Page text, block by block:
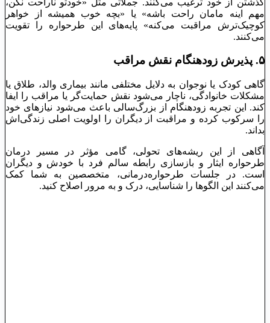
گذشتن از خود ترغیب می‌کنند. جملاتی مثل «خودتو ناراحت نکن،
مهم اینه مامان راحت باشه» یا «بچه خوب همیشه از خواهر
کوچیک‌ترش مراقبت می‌کنه» پایه‌های این طرحواره را تقویت
می‌کنند.
۵. پذیرش زودهنگام نقش مراقب
گاهی کودک یا نوجوان به دلایل مختلفی مانند بیماری والد، طلاق یا
مشکلات خانوادگی، ناچار می‌شود نقش حمایت‌گر یا مراقب را ایفا
کند. این تجربه زودهنگام از بزرگ‌سالی باعث می‌شود نیازهای خود
را سرکوب کرده و مراقبت از دیگران را اولویت اصلی زندگی‌اش
بداند.
آگاهی از این ریشه‌های تحولی، گامی مؤثر در مسیر درمان
طرحواره ایثار و بازسازی رابطه سالم فرد با خودش و دیگران
است. در جلسات طرحواره‌درمانی، متخصصین به شما کمک
می‌کنند این الگوها را شناسایی، درک و به مرور اصلاح کنید.